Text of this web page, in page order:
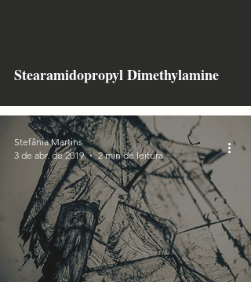
Stearamidopropyl Dimethylamine
Stefânia Martins
3 de abr. de 2019
2 min de leitura